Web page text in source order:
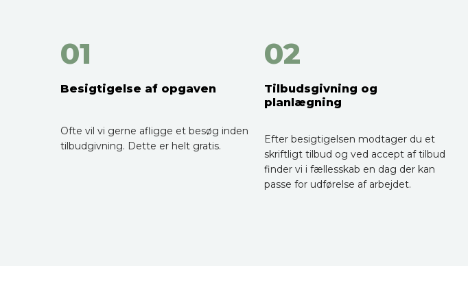
01
Besigtigelse af opgaven
Ofte vil vi gerne afligge et besøg inden
tilbudgivning. Dette er helt gratis.
02
Tilbudsgivning og
planlægning
Efter besigtigelsen modtager du et
skriftligt tilbud og ved accept af tilbud
finder vi i fællesskab en dag der kan
passe for udførelse af arbejdet.